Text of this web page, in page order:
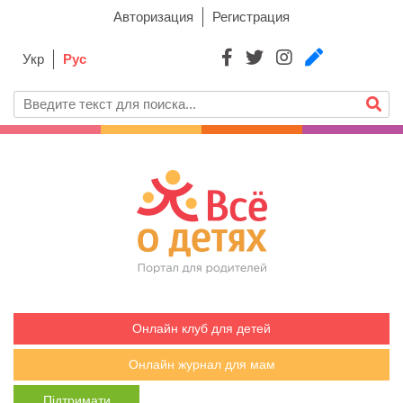
Авторизация Регистрация
Укр Рус
Онлайн клуб для детей
Онлайн журнал для мам